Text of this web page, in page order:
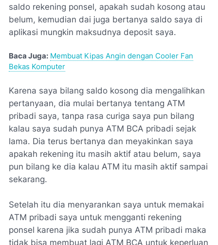
saldo rekening ponsel, apakah sudah kosong atau
belum, kemudian dai juga bertanya saldo saya di
aplikasi mungkin maksudnya deposit saya.
Baca Juga: Membuat Kipas Angin dengan Cooler Fan
Bekas Komputer
Karena saya bilang saldo kosong dia mengalihkan
pertanyaan, dia mulai bertanya tentang ATM
pribadi saya, tanpa rasa curiga saya pun bilang
kalau saya sudah punya ATM BCA pribadi sejak
lama. Dia terus bertanya dan meyakinkan saya
apakah rekening itu masih aktif atau belum, saya
pun bilang ke dia kalau ATM itu masih aktif sampai
sekarang.
Setelah itu dia menyarankan saya untuk memakai
ATM pribadi saya untuk mengganti rekening
ponsel karena jika sudah punya ATM pribadi maka
tidak bisa membuat lagi ATM BCA untuk keperluan